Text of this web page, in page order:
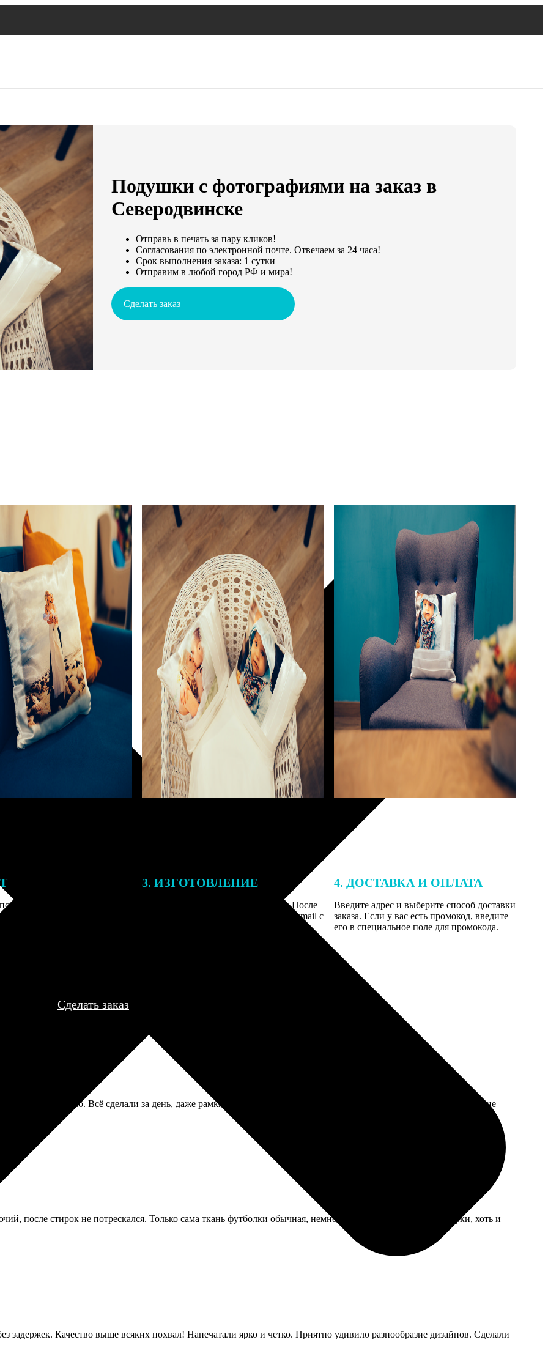
Подушки с фотографиями на заказ в
Северодвинске
Отправь в печать за пару кликов!
Согласования по электронной почте. Отвечаем за 24 часа!
Срок выполнения заказа: 1 сутки
Отправим в любой город РФ и мира!
Сделать заказ
заказа к печати
могут связаться с Вами
телефону или email для
деталей.
3. ИЗГОТОВЛЕНИЕ
Оплатите заказ банковской картой. После
оплаты получите подтверждение на email с
описанием заказа. Когда отправим заказ
4. ДОСТАВКА И ОПЛАТА
Введите адрес и выберите способ доставки
заказа. Если у вас есть промокод, введите
его в специальное поле для промокода.
Сделать заказ
нужно было. Всё сделали за день, даже рамки предложили. Цена немного кусалась за срочность, но выхода не
после стирок не потрескался. Только сама ткань футболки обычная, немного села после первой же стирки, хоть и
задержек. Качество выше всяких похвал! Напечатали ярко и четко. Приятно удивило разнообразие дизайнов. Сделали